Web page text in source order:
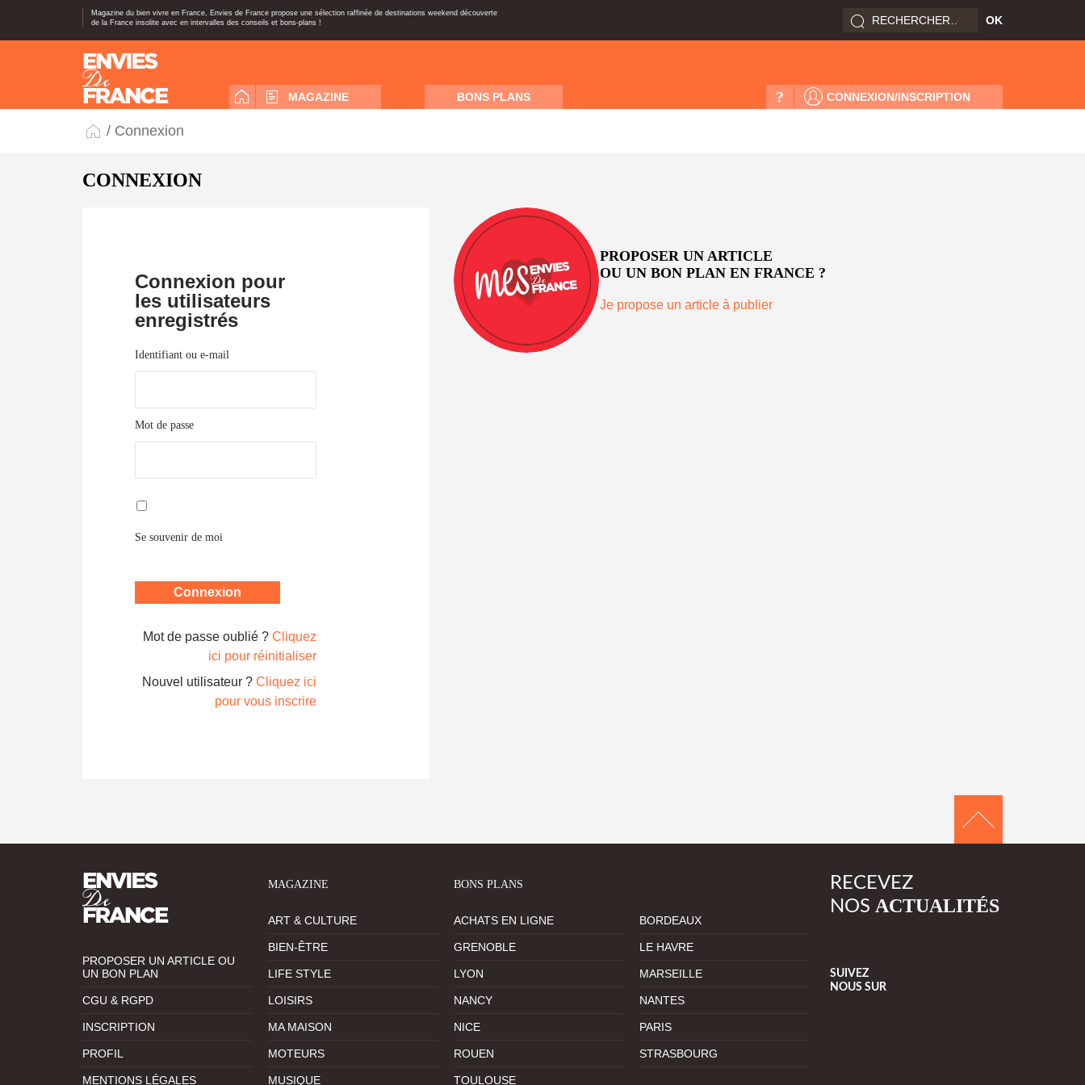
Magazine du bien vivre en France, Envies de France propose une sélection raffinée de destinations weekend découverte
de la France insolite avec en intervalles des conseils et bons-plans !
MAGAZINE BONS PLANS CONNEXION/INSCRIPTION
?
/ Connexion
CONNEXION
Connexion pour
les utilisateurs
enregistrés
Identifiant ou e-mail
Mot de passe
Se souvenir de moi
Mot de passe oublié ? Cliquez
ici pour réinitialiser
Nouvel utilisateur ? Cliquez ici
pour vous inscrire
PROPOSER UN ARTICLE
OU UN BON PLAN EN FRANCE ?
Je propose un article à publier
PROPOSER UN ARTICLE OU
UN BON PLAN
CGU & RGPD
INSCRIPTION
PROFIL
MENTIONS LÉGALES
MAGAZINE
ART & CULTURE
BIEN-ÊTRE
LIFE STYLE
LOISIRS
MA MAISON
MOTEURS
MUSIQUE
BONS PLANS
ACHATS EN LIGNE BORDEAUX
GRENOBLE LE HAVRE
LYON MARSEILLE
NANCY NANTES
NICE PARIS
ROUEN STRASBOURG
TOULOUSE
RECEVEZ
NOS ACTUALITÉS
SUIVEZ
NOUS SUR